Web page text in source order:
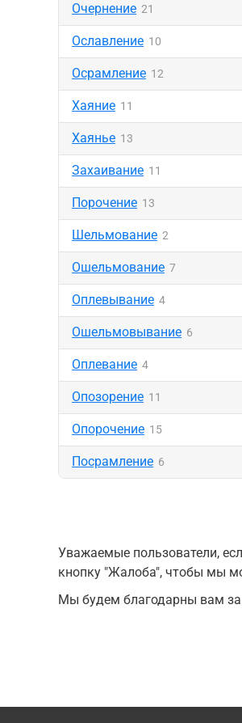
Очернение 21
Ославление 10
Осрамление 12
Хаяние 11
Хаянье 13
Захаивание 11
Порочение 13
Шельмование 2
Ошельмование 7
Оплевывание 4
Ошельмовывание 6
Оплевание 4
Опозорение 11
Опорочение 15
Посрамление 6
Уважаемые пользователи,
кнопку "Жалоба", чтобы мы
Мы будем благодарны вам за